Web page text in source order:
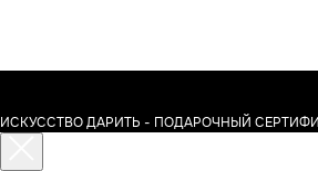
ИСКУССТВО ДАРИТЬ - ПОДАРОЧНЫЙ